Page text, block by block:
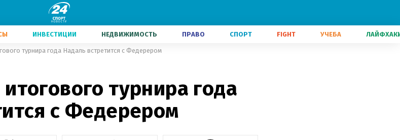
ИНВЕСТИЦИИ НЕДВИЖИМОСТЬ ПРАВО СПОРТ FIGHT УЧЕБА
турнира года Надаль встретится с Федерером
турнира года
с Федерером